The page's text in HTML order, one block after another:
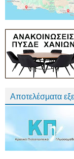
Αποτελέσματα